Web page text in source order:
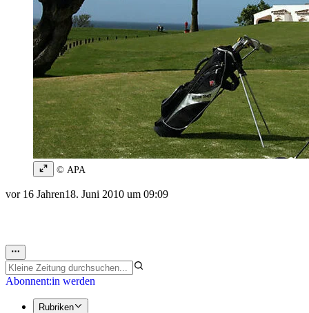
© APA
vor 16 Jahren18. Juni 2010 um 09:09
Abonnent:in werden
Rubriken